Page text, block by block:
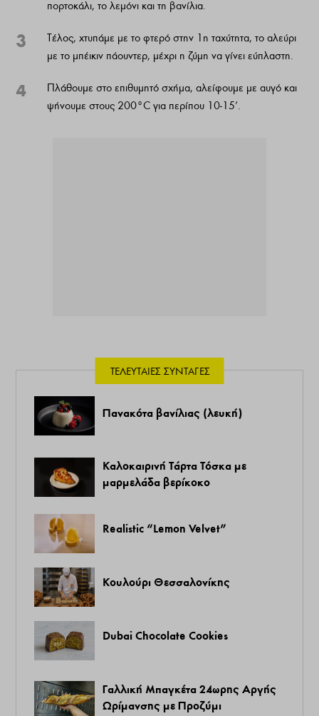
πορτοκάλι, το λεμόνι και τη βανίλια.
3
Τέλος, χτυπάμε με το φτερό στην 1η ταχύτητα, το αλεύρι
με το μπέικιν πάουντερ, μέχρι η ζύμη να γίνει εύπλαστη.
4
Πλάθουμε στο επιθυμητό σχήμα, αλείφουμε με αυγό και
ψήνουμε στους 200°C για περίπου 10-15’.
ΤΕΛΕΥΤΑΊΕΣ ΣΥΝΤΑΓΈΣ
Πανακότα βανίλιας (λευκή)
Καλοκαιρινή Τάρτα Τόσκα με
μαρμελάδα βερίκοκο
Realistic “Lemon Velvet”
Κουλούρι Θεσσαλονίκης
Dubai Chocolate Cookies
Γαλλική Μπαγκέτα 24ωρης Αργής
Ωρίμανσης με Προζύμι